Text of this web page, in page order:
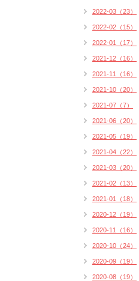
2022-03（23）
2022-02（15）
2022-01（17）
2021-12（16）
2021-11（16）
2021-10（20）
2021-07（7）
2021-06（20）
2021-05（19）
2021-04（22）
2021-03（20）
2021-02（13）
2021-01（18）
2020-12（19）
2020-11（16）
2020-10（24）
2020-09（19）
2020-08（19）